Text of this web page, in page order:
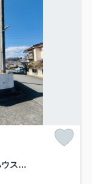
日の出町平井 売地！42坪角地お好きなハウスメーカーで建築可能です♪